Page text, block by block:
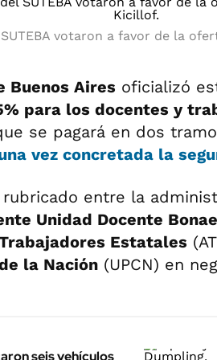
votaron a favor de la
Buenos Aires oficializó
para los docentes y
se pagará en dos
vez concretada la
rubricado entre la
Unidad Docente
Estatales
la Nación (UPCN) en
seis vehículos